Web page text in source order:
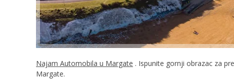
Najam Automobila u Margate . Ispunite gornji obrazac za
Margate.